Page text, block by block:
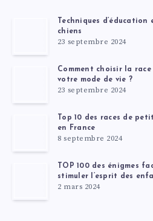
Techniques
chiens
23 septembre 2024
Comment choisir la
votre mode de vie ?
23 septembre 2024
Top 10 des races de
en France
8 septembre 2024
TOP 100 des énigmes
stimuler l’esprit des
2 mars 2024